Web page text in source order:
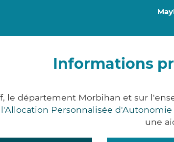
Informations
le département Morbihan et sur
l'Allocation Personnalisée d'Autonomie
une